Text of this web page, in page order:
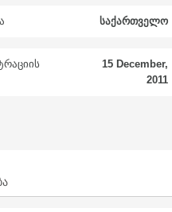
საქართველო
15 December,
2011